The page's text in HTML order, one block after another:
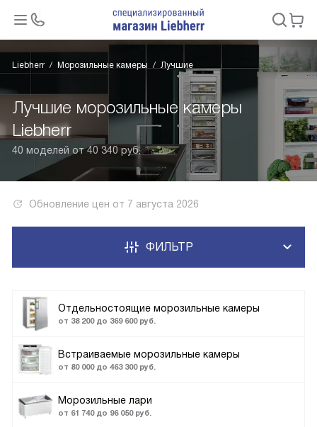
Liebherr Морозильные камеры Лучшие
Лучшие морозильные камеры
Liebherr
40 моделей от 40 340 руб.
Обновление цен от 7 августа 2026
Отдельностоящие морозильные камеры
от 38 200 до 369 600 руб.
Встраиваемые морозильные камеры
от 80 000 до 463 300 руб.
Морозильные лари
от 61 740 до 96 050 руб.
ФИЛЬТР